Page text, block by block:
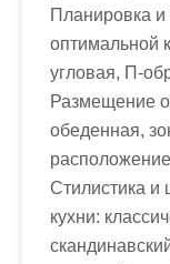
Планировка
оптимальной
угловая, П-
Размещение
обеденная,
Стилистика и
кухни: